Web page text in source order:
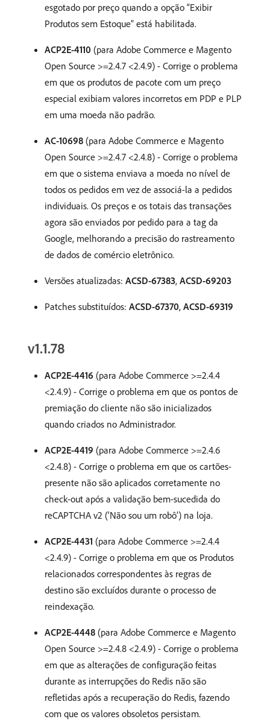
esgotado por preço quando a opção “Exibir
Produtos sem Estoque” está habilitada.
ACP2E-4110 (para Adobe Commerce e Magento
Open Source >=2.4.7 <2.4.9) - Corrige o problema
em que os produtos de pacote com um preço
especial exibiam valores incorretos em PDP e PLP
em uma moeda não padrão.
AC-10698 (para Adobe Commerce e Magento
Open Source >=2.4.7 <2.4.8) - Corrige o problema
em que o sistema enviava a moeda no nível de
todos os pedidos em vez de associá-la a pedidos
individuais. Os preços e os totais das transações
agora são enviados por pedido para a tag da
Google, melhorando a precisão do rastreamento
de dados de comércio eletrônico.
Versões atualizadas: ACSD-67383, ACSD-69203
Patches substituídos: ACSD-67370, ACSD-69319
v1.1.78
ACP2E-4416 (para Adobe Commerce >=2.4.4
<2.4.9) - Corrige o problema em que os pontos de
premiação do cliente não são inicializados
quando criados no Administrador.
ACP2E-4419 (para Adobe Commerce >=2.4.6
<2.4.8) - Corrige o problema em que os cartões-
presente não são aplicados corretamente no
check-out após a validação bem-sucedida do
reCAPTCHA v2 (‘Não sou um robô’) na loja.
ACP2E-4431 (para Adobe Commerce >=2.4.4
<2.4.9) - Corrige o problema em que os Produtos
relacionados correspondentes às regras de
destino são excluídos durante o processo de
reindexação.
ACP2E-4448 (para Adobe Commerce e Magento
Open Source >=2.4.8 <2.4.9) - Corrige o problema
em que as alterações de configuração feitas
durante as interrupções do Redis não são
refletidas após a recuperação do Redis, fazendo
com que os valores obsoletos persistam.